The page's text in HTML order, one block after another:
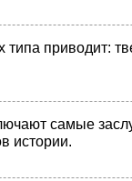
типа приводит:
самые
истории.